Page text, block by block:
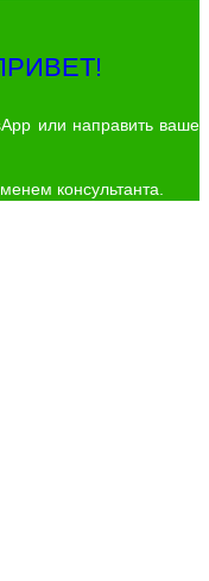
или направить ваше
консультанта.